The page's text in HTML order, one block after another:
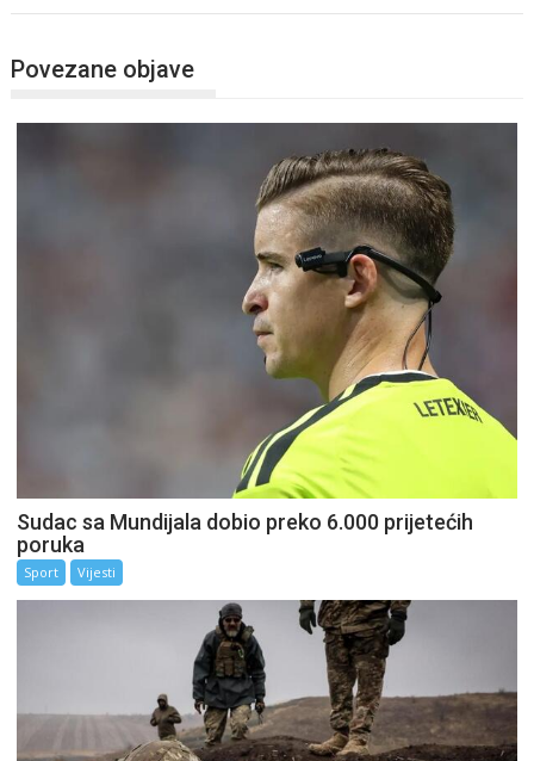
Povezane objave
Sudac sa Mundijala dobio preko 6.000 prijetećih
poruka
Sport Vijesti